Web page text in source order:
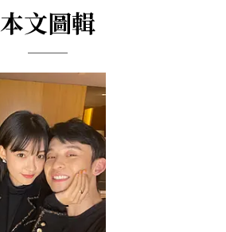
本文圖輯